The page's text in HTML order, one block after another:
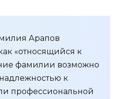
Арапов
«относящийся к
фамилии возможно
к
профессиональной